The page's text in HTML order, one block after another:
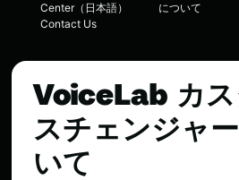
Center（日本語）
について
Contact Us
VoiceLab カス
スチェンジャ
いて